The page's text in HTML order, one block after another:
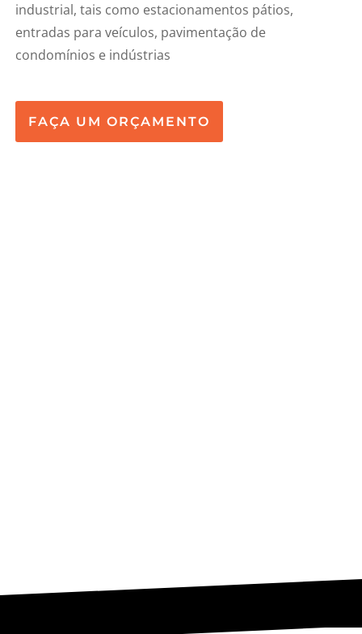
industrial, tais como estacionamentos pátios,
entradas para veículos, pavimentação de
condomínios e indústrias
FAÇA UM ORÇAMENTO